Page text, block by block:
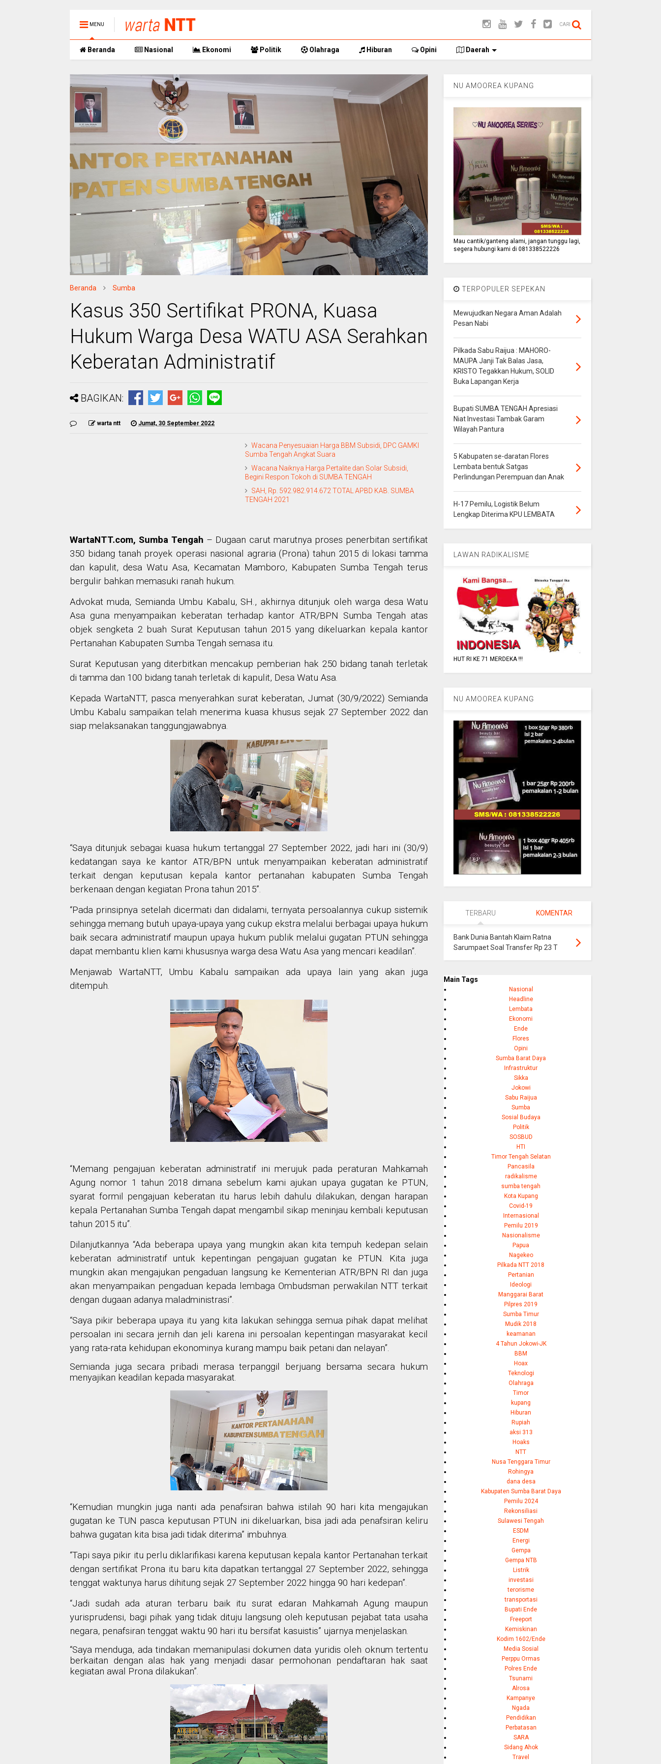
MENU CARI
Beranda Nasional Ekonomi Politik Olahraga Hiburan Opini Daerah
Beranda Sumba
Kasus 350 Sertifikat PRONA, Kuasa
Hukum Warga Desa WATU ASA Serahkan
Keberatan Administratif
BAGIKAN:
warta ntt Jumat, 30 September 2022
Wacana Penyesuaian Harga BBM Subsidi, DPC GAMKI
Sumba Tengah Angkat Suara
Wacana Naiknya Harga Pertalite dan Solar Subsidi,
Begini Respon Tokoh di SUMBA TENGAH
SAH, Rp. 592.982.914.672 TOTAL APBD KAB. SUMBA
TENGAH 2021
WartaNTT.com, Sumba Tengah – Dugaan carut marutnya proses penerbitan sertifikat
350 bidang tanah proyek operasi nasional agraria (Prona) tahun 2015 di lokasi tamma
dan kapulit, desa Watu Asa, Kecamatan Mamboro, Kabupaten Sumba Tengah terus
bergulir bahkan memasuki ranah hukum.
Advokat muda, Semianda Umbu Kabalu, SH., akhirnya ditunjuk oleh warga desa Watu
Asa guna menyampaikan keberatan terhadap kantor ATR/BPN Sumba Tengah atas
objek sengketa 2 buah Surat Keputusan tahun 2015 yang dikeluarkan kepala kantor
Pertanahan Kabupaten Sumba Tengah semasa itu.
Surat Keputusan yang diterbitkan mencakup pemberian hak 250 bidang tanah terletak
di tamma dan 100 bidang tanah terletak di kapulit, Desa Watu Asa.
Kepada WartaNTT, pasca menyerahkan surat keberatan, Jumat (30/9/2022) Semianda
Umbu Kabalu sampaikan telah menerima kuasa khusus sejak 27 September 2022 dan
siap melaksanakan tanggungjawabnya.
“Saya ditunjuk sebagai kuasa hukum tertanggal 27 September 2022, jadi hari ini (30/9)
kedatangan saya ke kantor ATR/BPN untuk menyampaikan keberatan administratif
terkait dengan keputusan kepala kantor pertanahan kabupaten Sumba Tengah
berkenaan dengan kegiatan Prona tahun 2015”.
“Pada prinsipnya setelah dicermati dan didalami, ternyata persoalannya cukup sistemik
sehingga memang butuh upaya-upaya yang cukup ekstra melalui berbagai upaya hukum
baik secara administratif maupun upaya hukum publik melalui gugatan PTUN sehingga
dapat membantu klien kami khususnya warga desa Watu Asa yang mencari keadilan”.
Menjawab WartaNTT, Umbu Kabalu sampaikan ada upaya lain yang akan juga
ditempuh.
“Memang pengajuan keberatan administratif ini merujuk pada peraturan Mahkamah
Agung nomor 1 tahun 2018 dimana sebelum kami ajukan upaya gugatan ke PTUN,
syarat formil pengajuan keberatan itu harus lebih dahulu dilakukan, dengan harapan
kepala Pertanahan Sumba Tengah dapat mengambil sikap meninjau kembali keputusan
tahun 2015 itu”.
Dilanjutkannya “Ada beberapa upaya yang mungkin akan kita tempuh kedepan selain
keberatan administratif untuk kepentingan pengajuan gugatan ke PTUN. Kita juga
mungkin akan mengajukan pengaduan langsung ke Kementerian ATR/BPN RI dan juga
akan menyampaikan pengaduan kepada lembaga Ombudsman perwakilan NTT terkait
dengan dugaan adanya maladministrasi”.
“Saya pikir beberapa upaya itu yang kita lakukan sehingga semua pihak dapat melihat
persoalan ini secara jernih dan jeli karena ini persoalan kepentingan masyarakat kecil
yang rata-rata kehidupan ekonominya kurang mampu baik petani dan nelayan”.
Semianda juga secara pribadi merasa terpanggil berjuang bersama secara hukum
menyajikan keadilan kepada masyarakat.
“Kemudian mungkin juga nanti ada penafsiran bahwa istilah 90 hari kita mengajukan
gugatan ke TUN pasca keputusan PTUN ini dikeluarkan, bisa jadi ada penafsiran keliru
bahwa gugatan kita bisa jadi tidak diterima” imbuhnya.
“Tapi saya pikir itu perlu diklarifikasi karena keputusan kepala kantor Pertanahan terkait
dengan sertifikat Prona itu baru kita dapatkan tertanggal 27 September 2022, sehingga
tenggat waktunya harus dihitung sejak 27 September 2022 hingga 90 hari kedepan”.
“Jadi sudah ada aturan terbaru baik itu surat edaran Mahkamah Agung maupun
yurisprudensi, bagi pihak yang tidak dituju langsung oleh keputusan pejabat tata usaha
negara, penafsiran tenggat waktu 90 hari itu bersifat kasuistis” ujarnya menjelaskan.
“Saya menduga, ada tindakan memanipulasi dokumen data yuridis oleh oknum tertentu
berkaitan dengan alas hak yang menjadi dasar permohonan pendaftaran hak saat
kegiatan awal Prona dilakukan”.
NU AMOOREA KUPANG
Mau cantik/ganteng alami, jangan tunggu lagi,
segera hubungi kami di 081338522226
TERPOPULER SEPEKAN
Mewujudkan Negara Aman Adalah
Pesan Nabi
Pilkada Sabu Raijua : MAHORO-
MAUPA Janji Tak Balas Jasa,
KRISTO Tegakkan Hukum, SOLID
Buka Lapangan Kerja
Bupati SUMBA TENGAH Apresiasi
Niat Investasi Tambak Garam
Wilayah Pantura
5 Kabupaten se-daratan Flores
Lembata bentuk Satgas
Perlindungan Perempuan dan Anak
H-17 Pemilu, Logistik Belum
Lengkap Diterima KPU LEMBATA
LAWAN RADIKALISME
HUT RI KE 71 MERDEKA !!!
NU AMOOREA KUPANG
TERBARU KOMENTAR
Bank Dunia Bantah Klaim Ratna
Sarumpaet Soal Transfer Rp 23 T
Main Tags
Nasional
Headline
Lembata
Ekonomi
Ende
Flores
Opini
Sumba Barat Daya
Infrastruktur
Sikka
Jokowi
Sabu Raijua
Sumba
Sosial Budaya
Politik
SOSBUD
HTI
Timor Tengah Selatan
Pancasila
radikalisme
sumba tengah
Kota Kupang
Covid-19
Internasional
Pemilu 2019
Nasionalisme
Papua
Nagekeo
Pilkada NTT 2018
Pertanian
Ideologi
Manggarai Barat
Pilpres 2019
Sumba Timur
Mudik 2018
keamanan
4 Tahun Jokowi-JK
BBM
Hoax
Teknologi
Olahraga
Timor
kupang
Hiburan
Rupiah
aksi 313
Hoaks
NTT
Nusa Tenggara Timur
Rohingya
dana desa
Kabupaten Sumba Barat Daya
Pemilu 2024
Rekonsiliasi
Sulawesi Tengah
ESDM
Energi
Gempa
Gempa NTB
Listrik
investasi
terorisme
transportasi
Bupati Ende
Freeport
Kemiskinan
Kodim 1602/Ende
Media Sosial
Perppu Ormas
Polres Ende
Tsunami
Alrosa
Kampanye
Ngada
Pendidikan
Perbatasan
SARA
Sidang Ahok
Travel